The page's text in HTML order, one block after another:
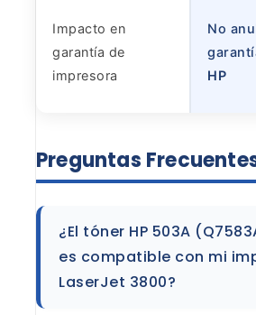
Impacto en
garantía de
impresora
No
HP
Preguntas
¿El tóner HP 503A
es compatible con mi
LaserJet 3800?